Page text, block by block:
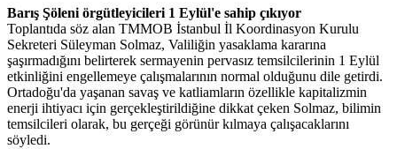
Barış Şöleni örgütleyicileri 1 Eylül'e sahip çıkıyor
Toplantıda söz alan TMMOB İstanbul İl Koordinasyon Kurulu
Sekreteri Süleyman Solmaz, Valiliğin yasaklama kararına
şaşırmadığını belirterek sermayenin pervasız temsilcilerinin 1 Eylül
etkinliğini engellemeye çalışmalarının normal olduğunu dile getirdi.
Ortadoğu'da yaşanan savaş ve katliamların özellikle kapitalizmin
enerji ihtiyacı için gerçekleştirildiğine dikkat çeken Solmaz, bilimin
temsilcileri olarak, bu gerçeği görünür kılmaya çalışacaklarını
söyledi.